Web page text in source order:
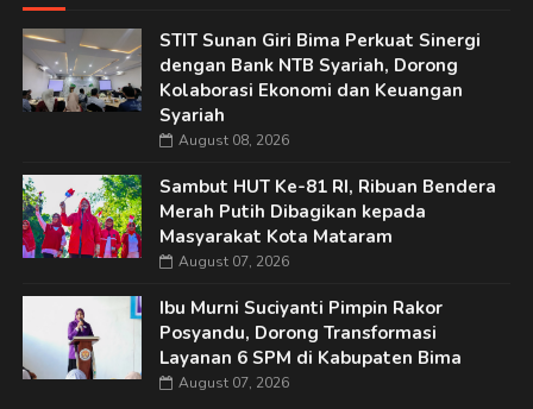
STIT Sunan Giri Bima Perkuat Sinergi
dengan Bank NTB Syariah, Dorong
Kolaborasi Ekonomi dan Keuangan
Syariah
August 08, 2026
Sambut HUT Ke-81 RI, Ribuan Bendera
Merah Putih Dibagikan kepada
Masyarakat Kota Mataram
August 07, 2026
Ibu Murni Suciyanti Pimpin Rakor
Posyandu, Dorong Transformasi
Layanan 6 SPM di Kabupaten Bima
August 07, 2026